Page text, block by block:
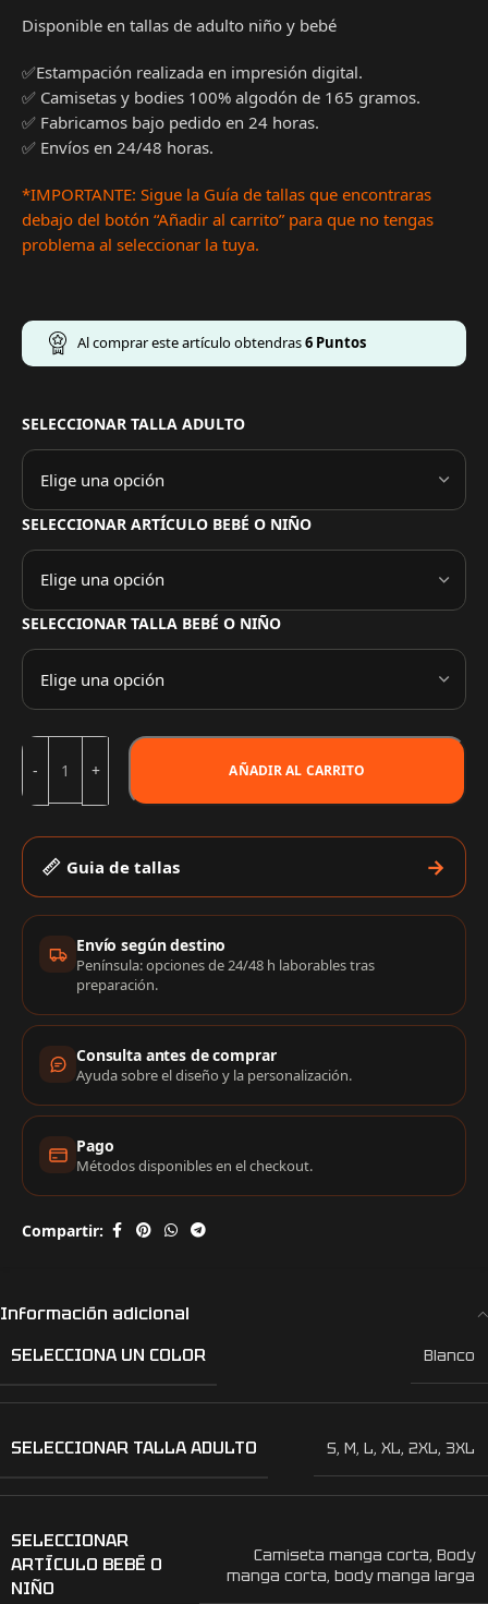
Disponible en tallas de adulto niño y bebé
✅Estampación realizada en impresión digital.
✅ Camisetas y bodies 100% algodón de 165 gramos.
✅ Fabricamos bajo pedido en 24 horas.
✅ Envíos en 24/48 horas.
*IMPORTANTE: Sigue la Guía de tallas que encontraras
debajo del botón “Añadir al carrito” para que no tengas
problema al seleccionar la tuya.
Al comprar este artículo obtendras6 Puntos
SELECCIONAR TALLA ADULTO
SELECCIONAR ARTÍCULO BEBÉ O NIÑO
SELECCIONAR TALLA BEBÉ O NIÑO
AÑADIR AL CARRITO
Guia de tallas
Información de compra
Envío según destino
Península: opciones de 24/48 h laborables tras
preparación.
Consulta antes de comprar
Ayuda sobre el diseño y la personalización.
Pago
Métodos disponibles en el checkout.
Compartir:
Información adicional
SELECCIONA UN COLOR
Blanco
SELECCIONAR TALLA ADULTO S, M, L, XL, 2XL, 3XL
SELECCIONAR
ARTÍCULO BEBÉ O
NIÑO
Camiseta manga corta, Body
manga corta, body manga larga